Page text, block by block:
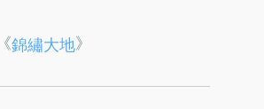
《錦繡大地》